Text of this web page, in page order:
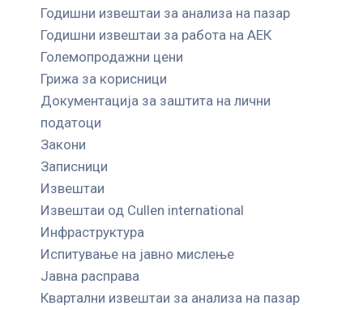
Годишни извештаи за анализа на пазар
Годишни извештаи за работа на АЕК
Големопродажни цени
Грижа за корисници
Документација за заштита на лични
податоци
Закони
Записници
Извештаи
Извештаи од Cullen international
Инфраструктура
Испитување на јавно мислење
Јавна расправа
Квартални извештаи за анализа на пазар